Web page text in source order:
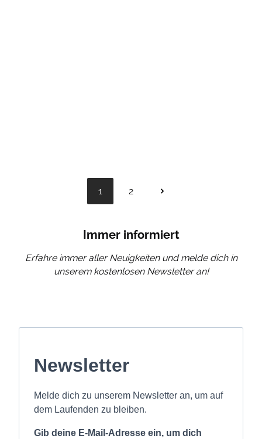
Seite
1
Seite
2
Immer informiert
Erfahre immer aller Neuigkeiten und melde dich in
unserem kostenlosen Newsletter an!
Newsletter
Melde dich zu unserem Newsletter an, um auf
dem Laufenden zu bleiben.
Gib deine E-Mail-Adresse ein, um dich